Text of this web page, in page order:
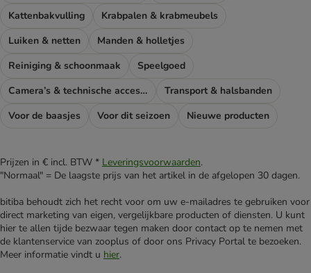
Kattenbakvulling
Krabpalen & krabmeubels
Luiken & netten
Manden & holletjes
Reiniging & schoonmaak
Speelgoed
Camera’s & technische accessoires
Transport & halsbanden
Voor de baasjes
Voor dit seizoen Nieuwe producten
Prijzen in € incl. BTW * Leveringsvoorwaarden.
"Normaal" = De laagste prijs van het artikel in de afgelopen 30 dagen.
bitiba behoudt zich het recht voor om uw e-mailadres te gebruiken voor
direct marketing van eigen, vergelijkbare producten of diensten. U kunt
hier te allen tijde bezwaar tegen maken door contact op te nemen met
de klantenservice van zooplus of door ons Privacy Portal te bezoeken.
Meer informatie vindt u hier.